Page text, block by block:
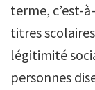
terme, c’est-
titres
légitimité
personnes